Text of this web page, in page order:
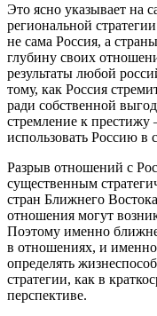
Это ясно указывает на
региональной
не сама Россия, а
глубину своих
результаты любой
тому, как Россия
ради собственной
стремление к престижу
использовать Россию в
Разрыв отношений с
существенным
стран Ближнего
отношения могут
Поэтому именно
в отношениях, и
определять
стратегии, как в
перспективе.